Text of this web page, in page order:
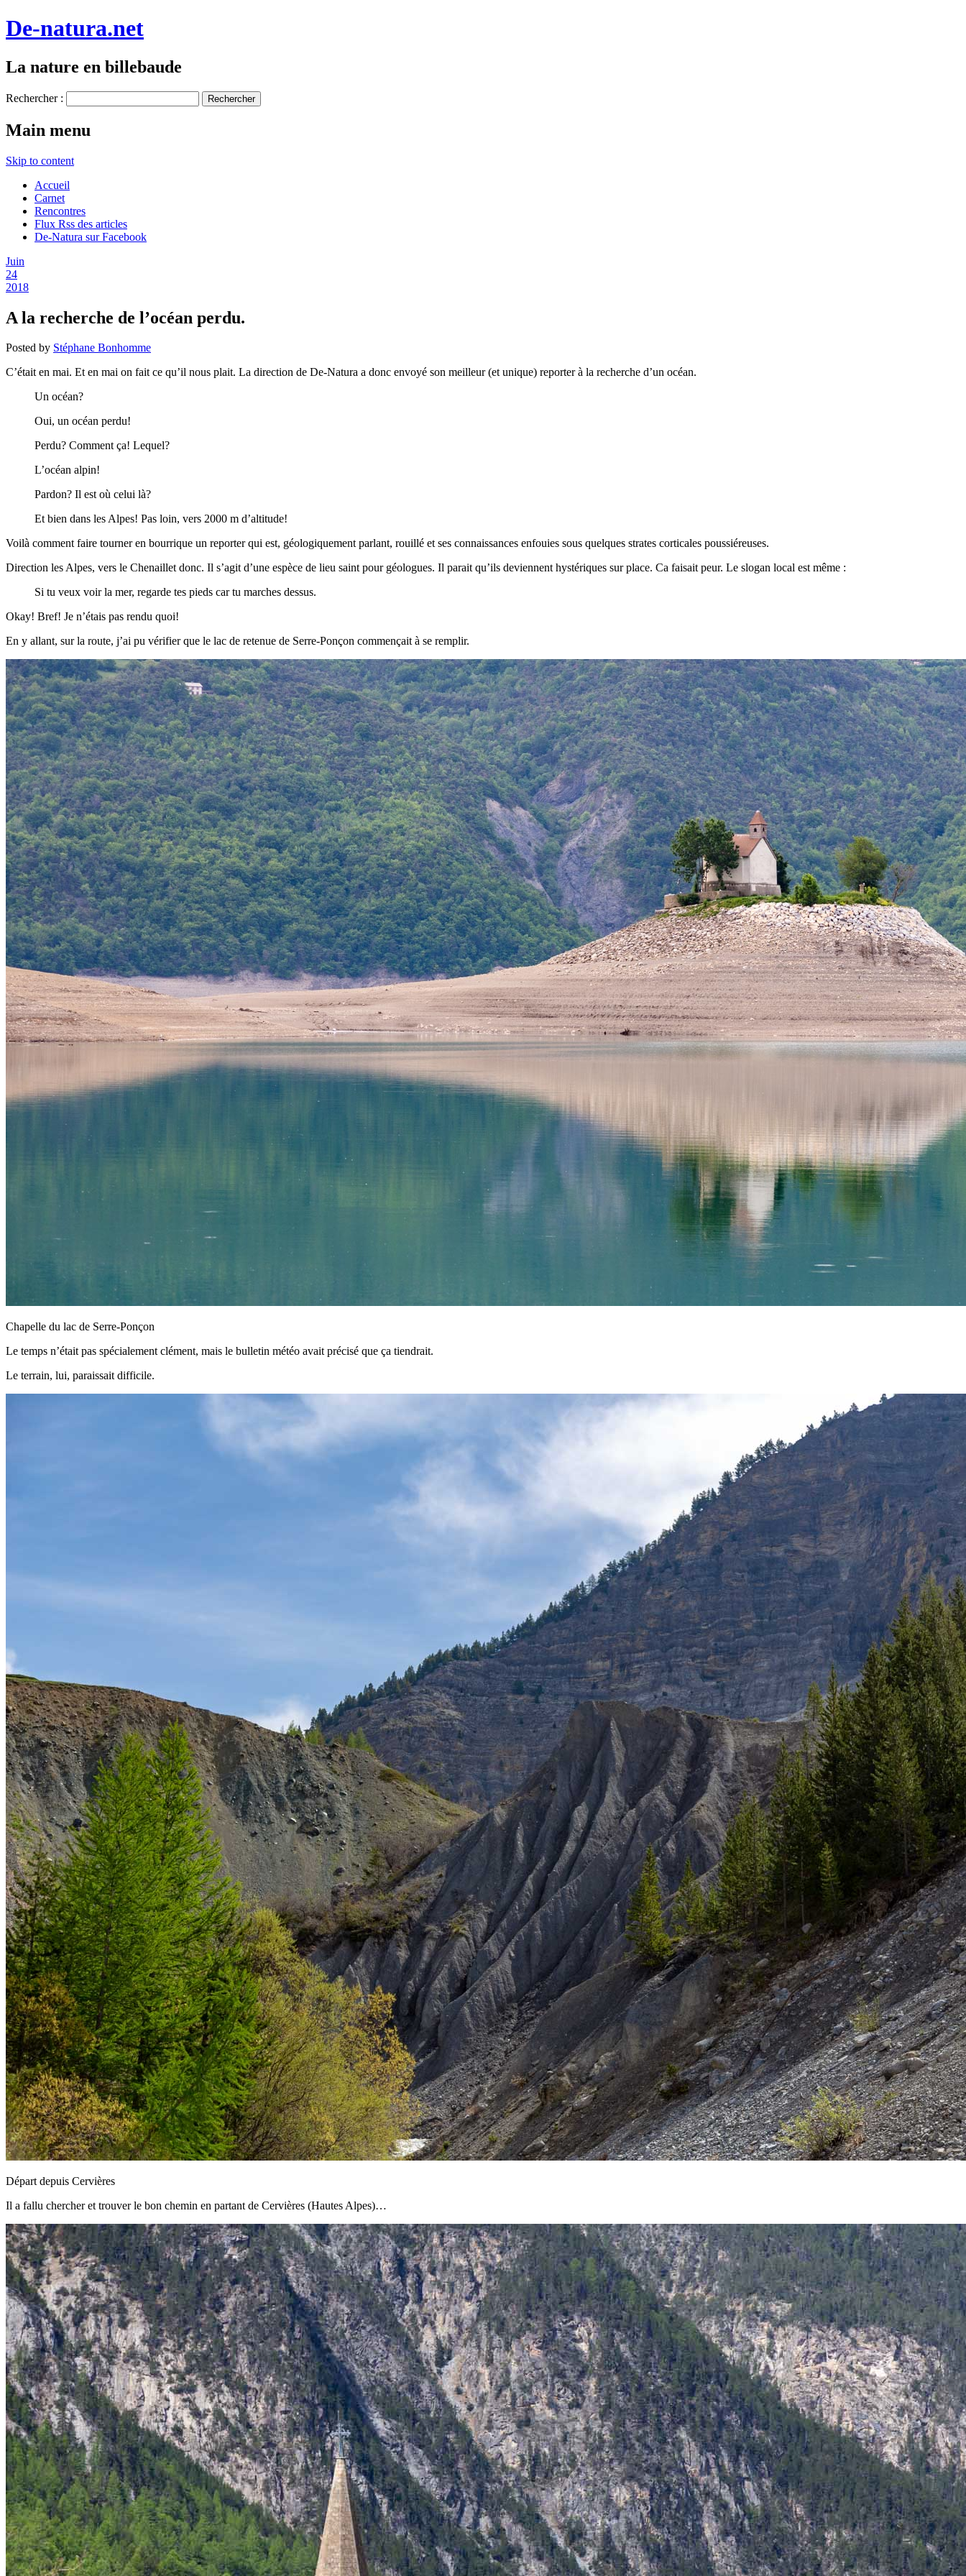
De-natura.net
La nature en billebaude
Rechercher :
Main menu
Skip to content
Accueil
Carnet
Rencontres
Flux Rss des articles
De-Natura sur Facebook
Juin
24
2018
A la recherche de l’océan perdu.
Posted by Stéphane Bonhomme
C’était en mai. Et en mai on fait ce qu’il nous plait. La direction de De-Natura a donc envoyé son meilleur (et unique) reporter à la recherche d’un océan.
Un océan?
Oui, un océan perdu!
Perdu? Comment ça! Lequel?
L’océan alpin!
Pardon? Il est où celui là?
Et bien dans les Alpes! Pas loin, vers 2000 m d’altitude!
Voilà comment faire tourner en bourrique un reporter qui est, géologiquement parlant, rouillé et ses connaissances enfouies sous quelques strates corticales poussiéreuses.
Direction les Alpes, vers le Chenaillet donc. Il s’agit d’une espèce de lieu saint pour géologues. Il parait qu’ils deviennent hystériques sur place. Ca faisait peur. Le slogan local est même :
Si tu veux voir la mer, regarde tes pieds car tu marches dessus.
Okay! Bref! Je n’étais pas rendu quoi!
En y allant, sur la route, j’ai pu vérifier que le lac de retenue de Serre-Ponçon commençait à se remplir.
Chapelle du lac de Serre-Ponçon
Le temps n’était pas spécialement clément, mais le bulletin météo avait précisé que ça tiendrait.
Le terrain, lui, paraissait difficile.
Départ depuis Cervières
Il a fallu chercher et trouver le bon chemin en partant de Cervières (Hautes Alpes)…